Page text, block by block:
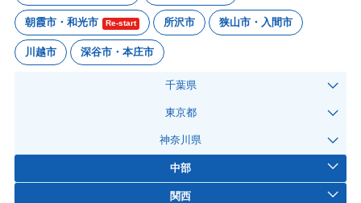
朝霞市・和光市 Re-start 所沢市 狭山市・入間市
川越市 深谷市・本庄市
千葉県
東京都
神奈川県
中部
関西